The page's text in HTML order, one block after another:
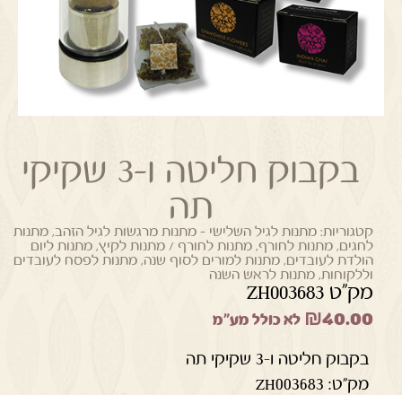
בקבוק חליטה ו-3 שקיקי
תה
קטגוריות: מתנות לגיל השלישי - מתנות מרגשות לגיל הזהב,מתנות
לחגים,מתנות לחורף,מתנות לחורף / מתנות לקיץ,מתנות ליום
הולדת לעובדים,מתנות למורים לסוף שנה,מתנות לפסח לעובדים
וללקוחות,מתנות לראש השנה
מק"ט ZH003683
₪40.00 לא כולל מע"מ
בקבוק חליטה ו-3 שקיקי תה
מק"ט: ZH003683